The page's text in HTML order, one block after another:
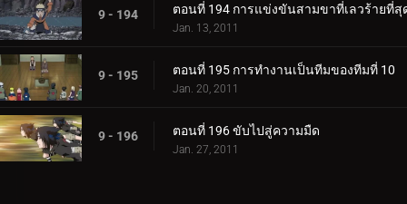
9 - 194 ตอนที่ 194 การแข่งขันสามขาที่เลวร้ายที่สุ
Jan. 13, 2011
9 - 195 ตอนที่ 195 การทำงานเป็นทีมของทีมที่ 10
Jan. 20, 2011
9 - 196 ตอนที่ 196 ขับไปสู่ความมืด
Jan. 27, 2011